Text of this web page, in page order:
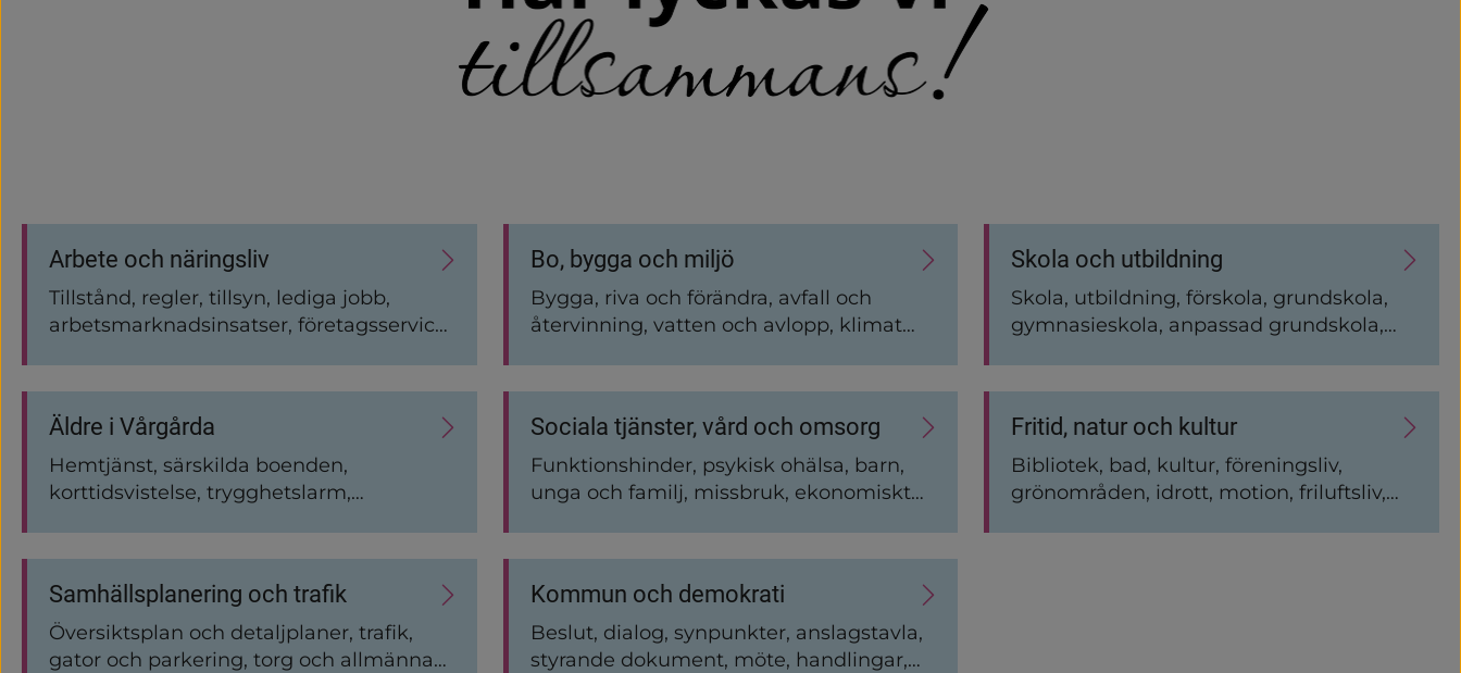
Startsida
Undersidor
Arbete och näringsliv
Tillstånd, regler, tillsyn, lediga jobb,
arbetsmarknadsinsatser, företagsservice,
Bo, bygga och miljö
Bygga, riva och förändra, avfall och
återvinning, vatten och avlopp, klimat
Skola och utbildning
Skola, utbildning, förskola, grundskola,
gymnasieskola, anpassad grundskola,
Äldre i Vårgårda
Hemtjänst, särskilda boenden,
korttidsvistelse, trygghetslarm,
Sociala tjänster, vård och omsorg
Funktionshinder, psykisk ohälsa, barn,
unga och familj, missbruk, ekonomiskt
Fritid, natur och kultur
Bibliotek, bad, kultur, föreningsliv,
grönområden, idrott, motion, friluftsliv,
Samhällsplanering och trafik
Översiktsplan och detaljplaner, trafik,
gator och parkering, torg och allmänna
Kommun och demokrati
Beslut, dialog, synpunkter, anslagstavla,
styrande dokument, möte, handlingar,